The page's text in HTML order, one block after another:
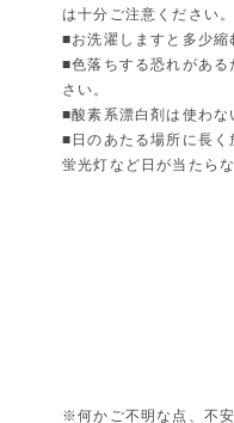
は十分ご注意ください。
■お洗濯しますと多少縮
■色落ちする恐れがあ
さい。
■酸素系漂白剤は使わな
■日のあたる場所に長
蛍光灯など日が当たら
※何かご不明な点、不